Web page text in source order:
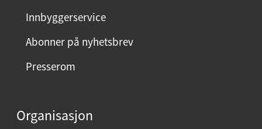
m
n
Innbyggerservice
Abonner på nyhetsbrev
Presserom
Organisasjon